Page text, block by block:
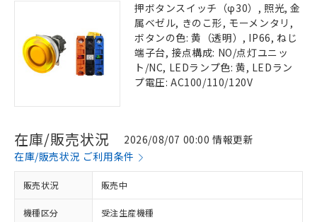
押ボタンスイッチ（φ30）, 照光, 金
属ベゼル, きのこ形, モーメンタリ,
ボタンの色: 黄（透明）, IP66, ねじ
端子台, 接点構成: NO/点灯ユニッ
ト/NC, LEDランプ色: 黄, LEDラン
プ電圧: AC100/110/120V
在庫/販売状況
2026/08/07 00:00 情報更新
在庫/販売状況 ご利用条件
販売状況 販売中
機種区分 受注生産機種